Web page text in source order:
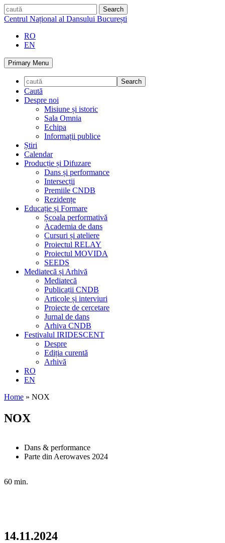
Skip
to
caută
Centrul Național al Dansului București
RO
EN
Primary Menu
Caută
Despre noi
Misiune și istoric
Sala Omnia
Echipa
Informații publice
Știri
Calendar
Producție și Difuzare
Dans și performance
Intersecții
Premiile CNDB
Rezidențe
Educație și Formare
Școala performativă
Academia de dans
Cursuri și ateliere
Proiectul RELAY
Proiectul MOVIDA
SEEDS
Mediatecă și Arhivă
Mediatecă
Publicații CNDB
Articole și interviuri
Proiecte de cercetare
Jurnal de dans
Arhiva CNDB
Festivalul IRIDESCENT
Despre
Ediția curentă
Arhivă
RO
EN
Home » NOX
NOX
Dans & performance
Parte din Aerowaves 2024
60 min.
14.11.2024